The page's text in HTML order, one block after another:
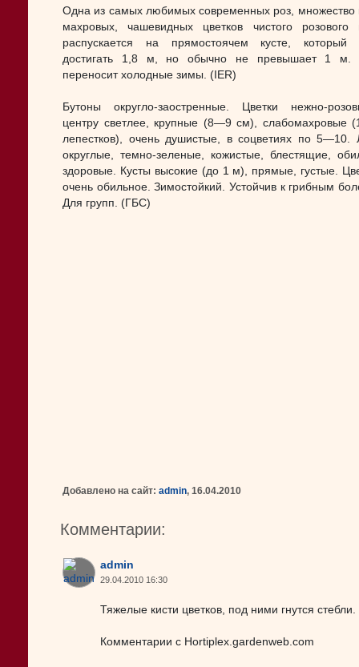
Одна из самых любимых современных роз, множество
махровых, чашевидных цветков чистого розового
распускается на прямостоячем кусте, который
достигать 1,8 м, но обычно не превышает 1 м.
переносит холодные зимы. (IER)
Бутоны округло-заостренные. Цветки нежно-
центру светлее, крупные (8—9 см), слабомахровые
лепестков), очень душистые, в соцветиях по 5—10.
округлые, темно-зеленые, кожистые, блестящие,
здоровые. Кусты высокие (до 1 м), прямые, густые.
очень обильное. Зимостойкий. Устойчив к грибным
Для групп. (ГБС)
Добавлено на сайт: admin, 16.04.2010
Комментарии:
admin
29.04.2010 16:30
Тяжелые кисти цветков, под ними гнутся стебли.
Комментарии с Hortiplex.gardenweb.com